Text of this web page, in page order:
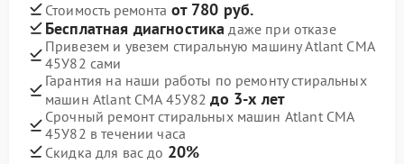
Стоимость ремонта от 780 руб.
Бесплатная диагностика даже при отказе
Привезем и увезем стиральную машину Atlant СМА
45У82 сами
Гарантия на наши работы по ремонту стиральных
машин Atlant СМА 45У82до 3-х лет
Срочный ремонт стиральных машин Atlant СМА
45У82 в течении часа
Скидка для вас до 20%